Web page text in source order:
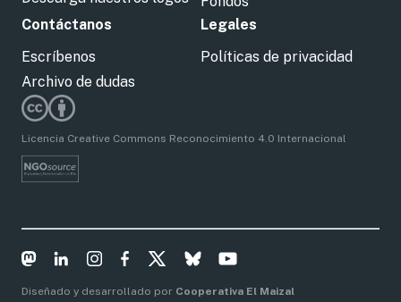
Contáctanos
Escríbenos
Archivo de dudas
Legales
Políticas de privacidad
Licencia Creative Commons Reconocimiento 4.0 Internacional
Diseñado y desarrollado por Cooperativa El Maizal